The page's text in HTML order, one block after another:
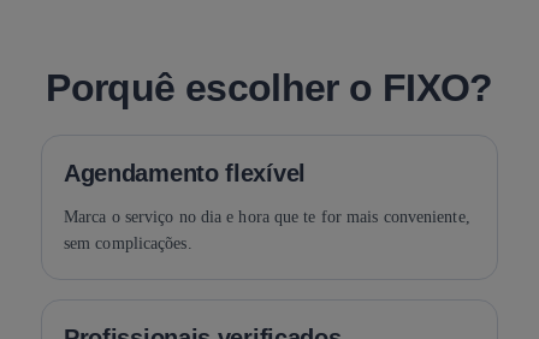
Porquê escolher o FIXO?
Agendamento flexível
Marca o serviço no dia e hora que te for mais conveniente,
sem complicações.